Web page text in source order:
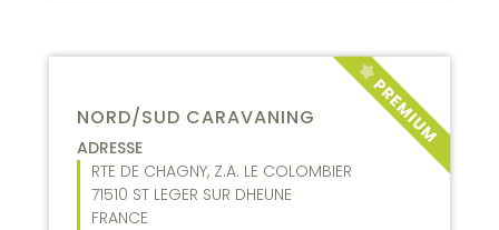
NORD/SUD CARAVANING
ADRESSE
RTE DE CHAGNY, Z.A. LE COLOMBIER
71510 ST LEGER SUR DHEUNE
FRANCE